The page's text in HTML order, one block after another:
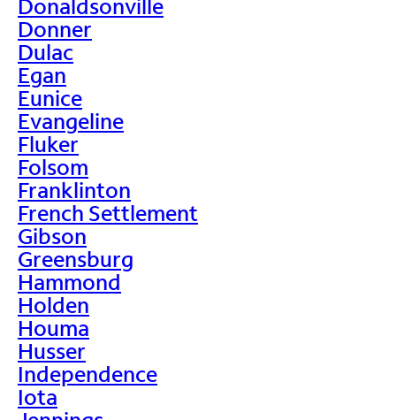
Donaldsonville
Donner
Dulac
Egan
Eunice
Evangeline
Fluker
Folsom
Franklinton
French Settlement
Gibson
Greensburg
Hammond
Holden
Houma
Husser
Independence
Iota